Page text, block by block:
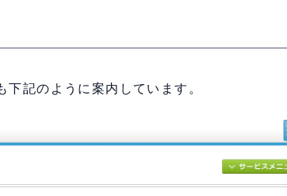
記のように案内しています。